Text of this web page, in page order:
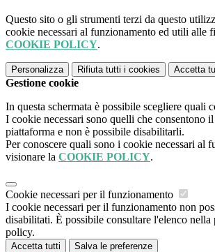
Questo sito o gli strumenti terzi da questo
cookie necessari al funzionamento ed utili alle
COOKIE POLICY.
Personalizza Rifiuta tutti i cookies Accetta
Gestione cookie
In questa schermata è possibile scegliere quali
I cookie necessari sono quelli che consentono
piattaforma e non è possibile disabilitarli.
Per conoscere quali sono i cookie necessari al
visionare la COOKIE POLICY.
Cookie necessari per il funzionamento
I cookie necessari per il funzionamento non
disabilitati. È possibile consultare l'elenco nella
policy.
Accetta tutti Salva le preferenze